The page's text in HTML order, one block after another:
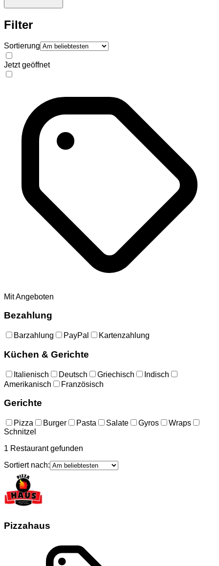
Filter
Sortierung
Jetzt geöffnet
Mit Angeboten
Bezahlung
Barzahlung PayPal Kartenzahlung
Küchen & Gerichte
Italienisch Deutsch Griechisch
Indisch
Amerikanisch
Französisch
Gerichte
Pizza Burger Pasta Salate Gyros
Wraps
Schnitzel
1 Restaurantgefunden
Sortiert nach:
Pizzahaus